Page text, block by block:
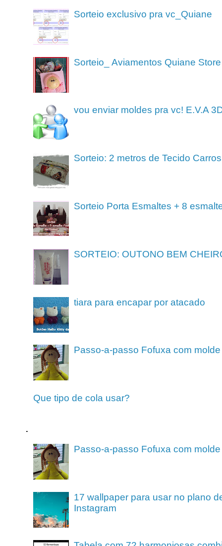
Sorteio exclusivo pra vc_Quiane
Sorteio_ Aviamentos Quiane Store
vou enviar moldes pra vc! E.V.A
Sorteio: 2 metros de Tecido Carros
Sorteio Porta Esmaltes + 8
SORTEIO: OUTONO BEM
tiara para encapar por atacado
Passo-a-passo Fofuxa com molde
Que tipo de cola usar?
.
Passo-a-passo Fofuxa com molde
17 wallpaper para usar no plano
Instagram